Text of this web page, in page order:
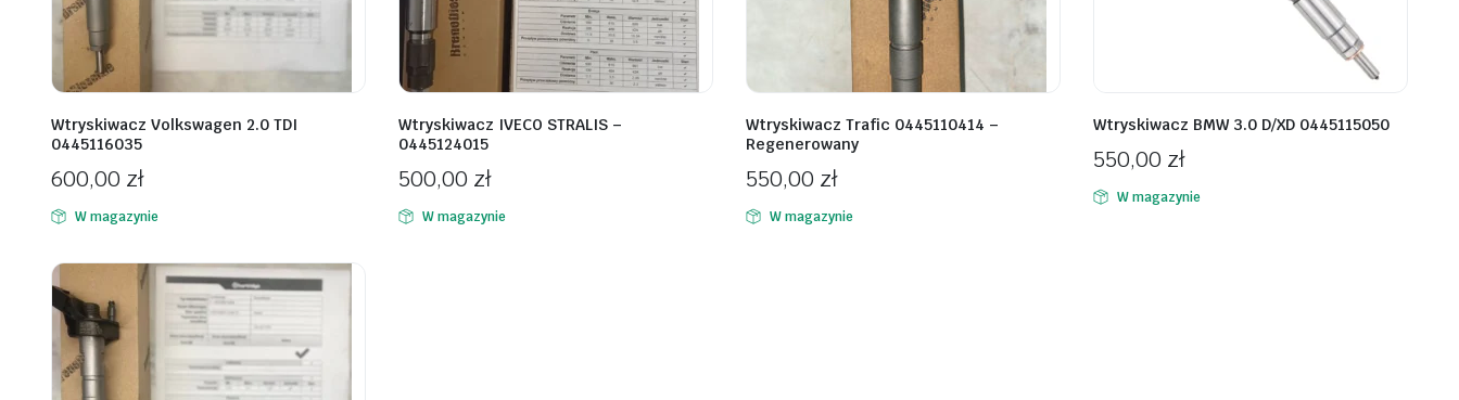
Wtryskiwacz Volkswagen 2.0 TDI
0445116035
600,00 zł
W magazynie
Wtryskiwacz IVECO STRALIS –
0445124015
500,00 zł
W magazynie
Wtryskiwacz Trafic 0445110414 –
Regenerowany
550,00 zł
W magazynie
Wtryskiwacz BMW 3.0 D/XD 0445115050
550,00 zł
W magazynie